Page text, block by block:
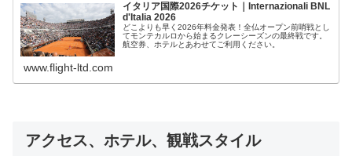
イタリア国際2026チケット｜Internazionali BNL
d'Italia 2026
どこよりも早く2026年料金発表！全仏オープン前哨戦とし
てモンテカルロから始まるクレーシーズンの最終戦です。
航空券、ホテルとあわせてご利用ください。
www.flight-ltd.com
アクセス、ホテル、観戦スタイル